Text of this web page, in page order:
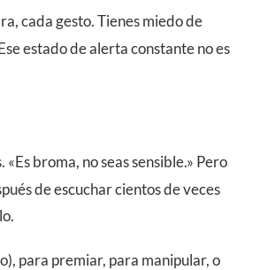
cada gesto. Tienes miedo de
estado de alerta constante no es
broma, no seas sensible.» Pero
de escuchar cientos de veces
para premiar, para manipular, o